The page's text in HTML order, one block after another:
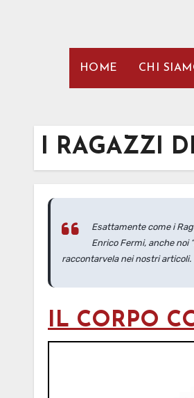
HOME CHI
I RAGAZZI
Esattamente come i
Enrico Fermi, anche noi
raccontarvela nei nostri articoli.
IL CORPO